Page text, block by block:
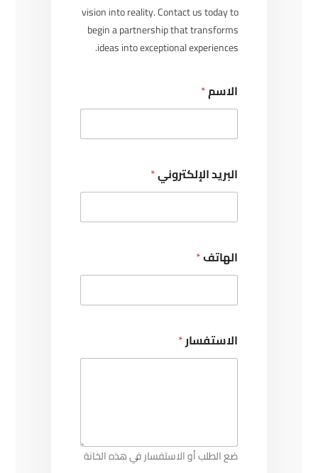
vision into reality. Contact us today to
begin a partnership that transforms
ideas into exceptional experiences.
الاسم*
البريد الإلكتروني*
الهاتف*
الاستفسار*
ضع الطلب أو الاستفسار في هذه الخانة